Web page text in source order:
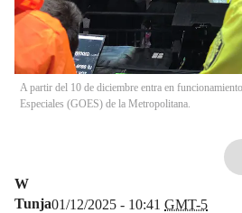
A partir del 10 de diciembre entra en
Especiales (GOES) de la Metropolitana.
W
Tunja01/12/2025 - 10:41 GMT-5